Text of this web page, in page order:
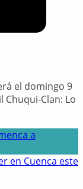
el domingo 9
Chuqui-Clan: Lo
en Cuenca este